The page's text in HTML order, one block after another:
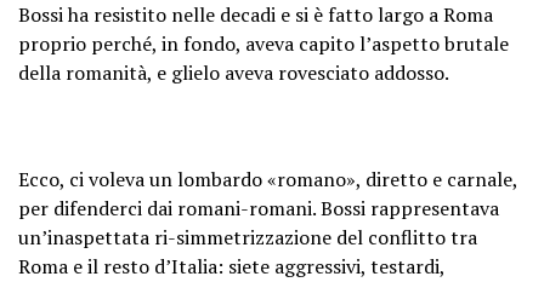
Bossi ha resistito nelle decadi e si è fatto largo a Roma
proprio perché, in fondo, aveva capito l’aspetto brutale
della romanità, e glielo aveva rovesciato addosso.
Ecco, ci voleva un lombardo «romano», diretto e carnale,
per difenderci dai romani-romani. Bossi rappresentava
un’inaspettata ri-simmetrizzazione del conflitto tra
Roma e il resto d’Italia: siete aggressivi, testardi,